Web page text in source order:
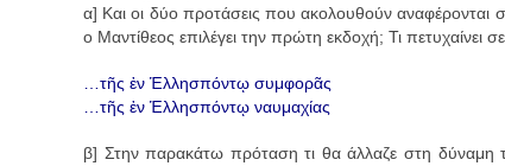
α] Και οι δύο προτάσεις που ακολουθούν αναφέρονται
ο Μαντίθεος επιλέγει την πρώτη εκδοχή; Τι πετυχαίνει
…τῆς ἐν Ἑλλησπόντῳ συμφορᾶς
…τῆς ἐν Ἑλλησπόντῳ ναυμαχίας
β] Στην παρακάτω πρόταση τι θα άλλαζε στη δύναμη